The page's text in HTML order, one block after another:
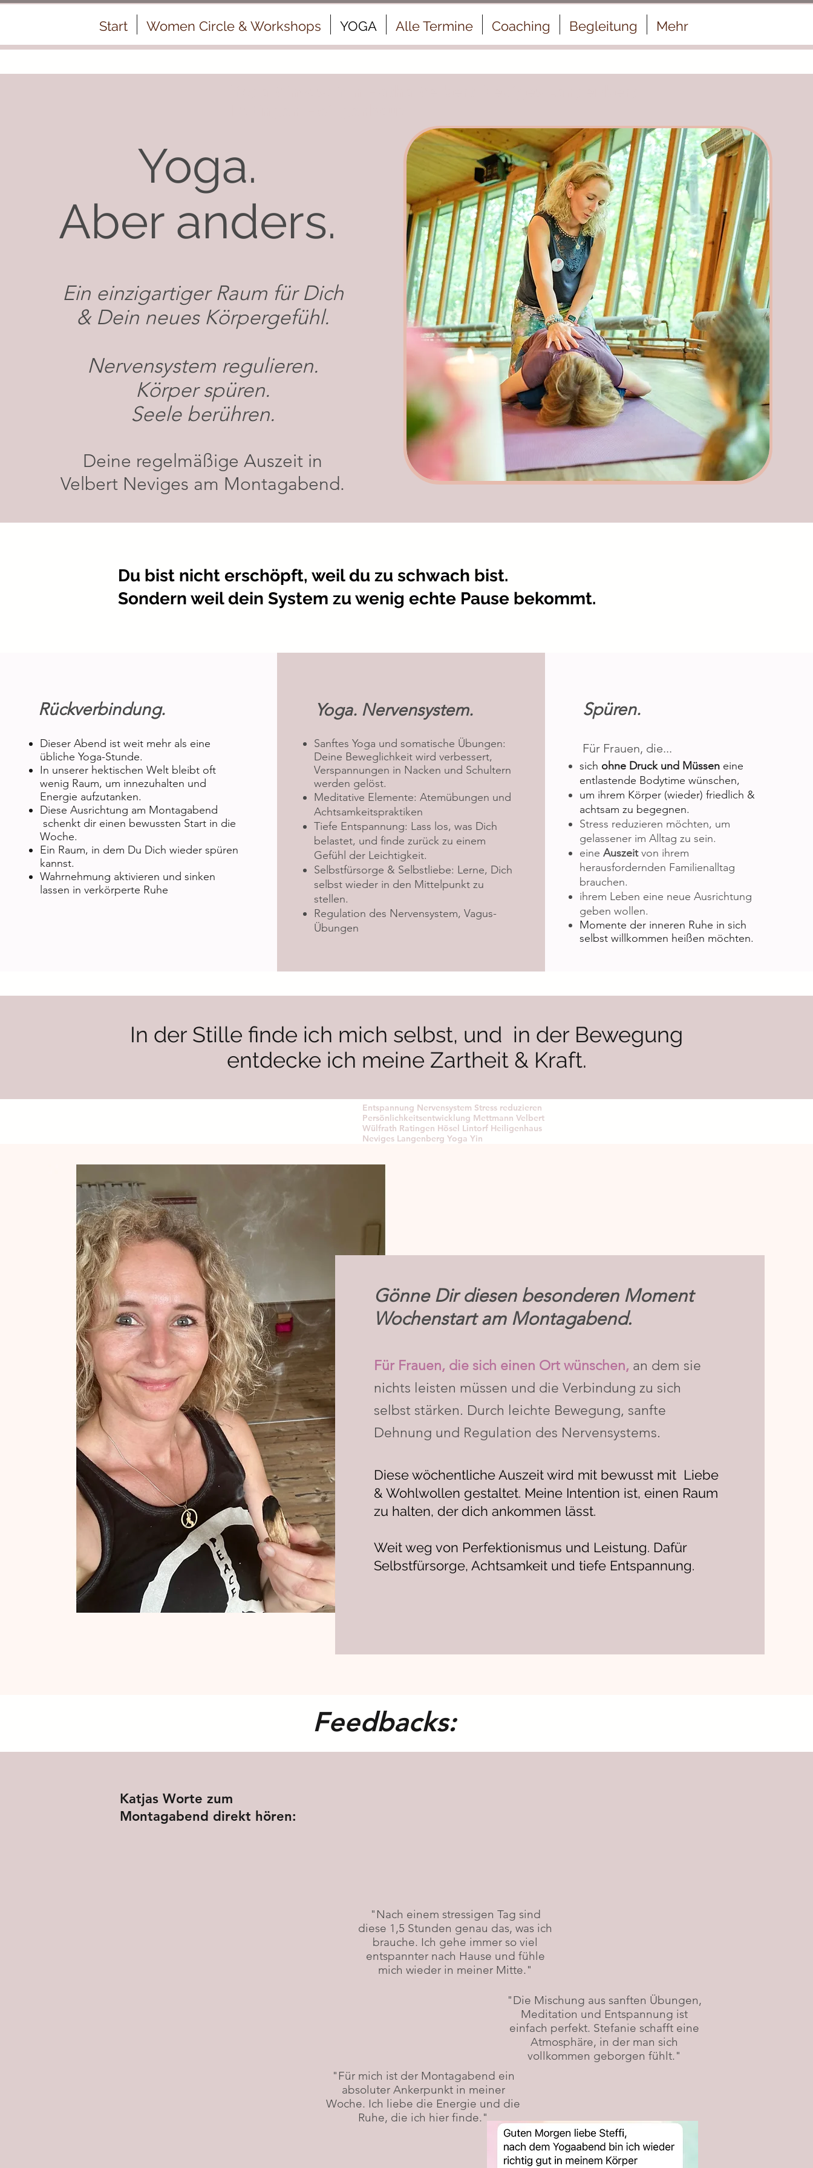
Start Women Circle & Workshops YOGA Alle Termine Coaching Begleitung Mehr
Yoga.
Aber anders.
Ein einzigartiger Raum für Dich
& Dein neues Körpergefühl.
Nervensystem regulieren.
Körper spüren.
Seele berühren.
Deine regelmäßige Auszeit in
Velbert Neviges am Montagabend.
Du bist nicht erschöpft, weil du zu schwach bist.
Sondern weil dein System zu wenig echte Pause bekommt.
Rückverbindung.
​​Dieser Abend ist weit mehr als eine
übliche Yoga-Stunde.
In unserer hektischen Welt bleibt oft
wenig Raum, um innezuhalten und
Energie aufzutanken.
Diese Ausrichtung am Montagabend
schenkt dir einen bewussten Start in die
Woche.
Ein Raum, in dem Du Dich wieder spüren
kannst.
Wahrnehmung aktivieren und sinken
lassen in verkörperte Ruhe
Yoga. Nervensystem.
Sanftes Yoga und somatische Übungen:
Deine Beweglichkeit wird verbessert,
Verspannungen in Nacken und Schultern
werden gelöst.
Meditative Elemente: Atemübungen und
Achtsamkeitspraktiken
Tiefe Entspannung: Lass los, was Dich
belastet, und finde zurück zu einem
Gefühl der Leichtigkeit.
Selbstfürsorge & Selbstliebe: Lerne, Dich
selbst wieder in den Mittelpunkt zu
stellen.
Regulation des Nervensystem, Vagus-
Übungen
Spüren.
Für Frauen, die...
sich ohne Druck und Müssen eine
entlastende Bodytime wünschen,
um ihrem Körper (wieder) friedlich &
achtsam zu begegnen.
Stress reduzieren möchten, um
gelassener im Alltag zu sein.
eine Auszeitvon ihrem
herausfordernden Familienalltag
brauchen.
ihrem Leben eine neue Ausrichtung
geben wollen.
Momente der inneren Ruhe in sich
selbst willkommen heißen möchten.
In der Stille finde ich mich selbst, und in der Bewegung
entdecke ich meine Zartheit & Kraft.
Entspannung Nervensystem Stress reduzieren
Persönlichkeitsentwicklung Mettmann Velbert
Wülfrath Ratingen Hösel Lintorf Heiligenhaus
Neviges Langenberg Yoga Yin
Gönne Dir diesen besonderen Moment
Wochenstart am Montagabend.
Für Frauen, die sich einen Ort wünschen, an dem sie
nichts leisten müssen und die Verbindung zu sich
selbst stärken. Durch leichte Bewegung, sanfte
Dehnung und Regulation des Nervensystems.
Diese wöchentliche Auszeit wird mit bewusst mit Liebe
& Wohlwollen gestaltet. Meine Intention ist, einen Raum
zu halten, der dich ankommen lässt.
Weit weg von Perfektionismus und Leistung. Dafür
Selbstfürsorge, Achtsamkeit und tiefe Entspannung.
Feedbacks:
Katjas Worte zum
Montagabend direkt hören:
"Nach einem stressigen Tag sind
diese 1,5 Stunden genau das, was ich
brauche. Ich gehe immer so viel
entspannter nach Hause und fühle
mich wieder in meiner Mitte."
"Die Mischung aus sanften Übungen,
Meditation und Entspannung ist
einfach perfekt. Stefanie schafft eine
Atmosphäre, in der man sich
vollkommen geborgen fühlt."
"Für mich ist der Montagabend ein
absoluter Ankerpunkt in meiner
Woche. Ich liebe die Energie und die
Ruhe, die ich hier finde."